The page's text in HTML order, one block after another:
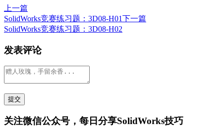
上一篇
SolidWorks竞赛练习题：3D08-H01下一篇
SolidWorks竞赛练习题：3D08-H02
发表评论
关注微信公众号，每日分享SolidWorks技巧